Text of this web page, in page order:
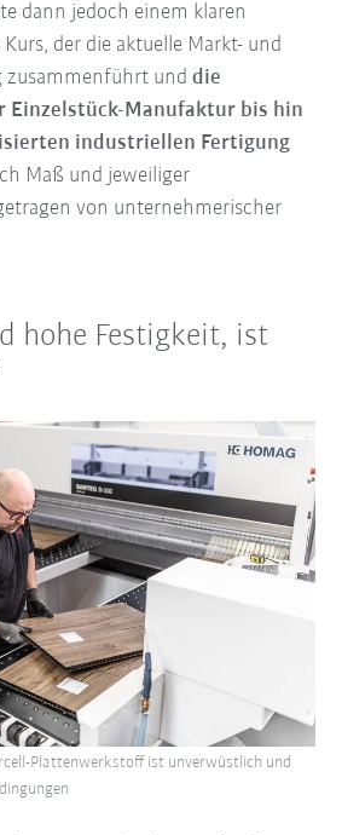
dann jedoch einem klaren
der die aktuelle Markt- und
zusammenführt unddie
Einzelstück-Manufaktur bis hin
industriellen Fertigung
Maß und jeweiliger
von unternehmerischer
hohe Festigkeit, ist
Plattenwerkstoff ist unverwüstlich und